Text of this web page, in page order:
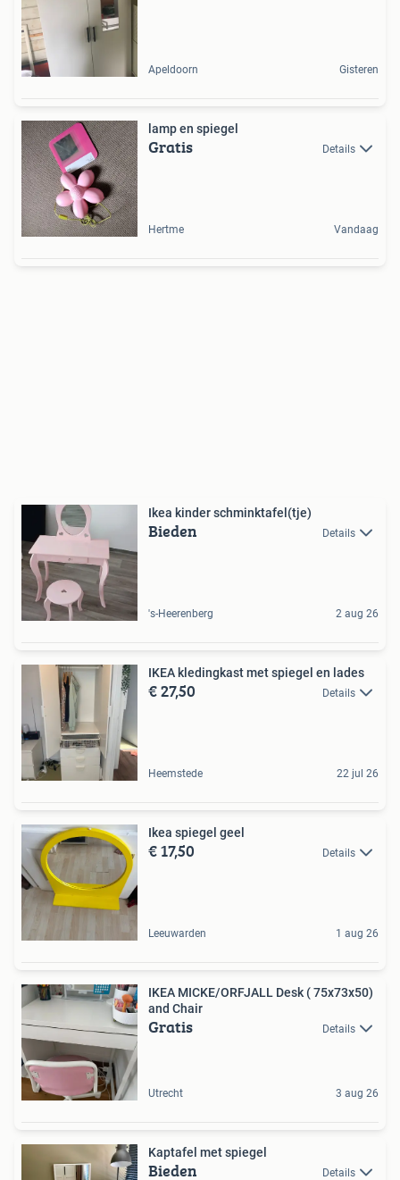
Apeldoorn Gisteren
lamp en spiegel
Gratis Details
Hertme Vandaag
Ikea kinder schminktafel(tje)
Bieden Details
's-Heerenberg 2 aug 26
IKEA kledingkast met spiegel en lades
€ 27,50 Details
Heemstede 22 jul 26
Ikea spiegel geel
€ 17,50 Details
Leeuwarden 1 aug 26
IKEA MICKE/ORFJALL Desk ( 75x73x50)
and Chair
Gratis Details
Utrecht 3 aug 26
Kaptafel met spiegel
Bieden Details